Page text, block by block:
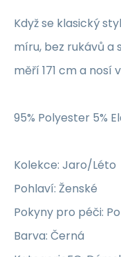
Když se klasický
míru, bez rukávů a
měří 171 cm a nosí
95% Polyester 5%
Kolekce: Jaro/Léto
Pohlaví: Ženské
Pokyny pro péči:
Barva: Černá